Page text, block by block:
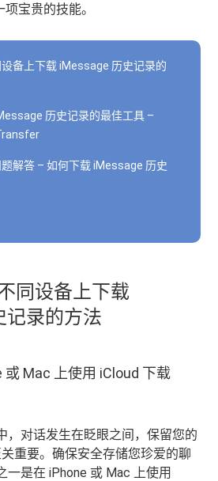
宝贵的技能。
备上下载 iMessage 历史记录的
历史记录的最佳工具 –
解答 – 如何下载 iMessage 历史
同设备上下载
记录的方法
Mac 上使用 iCloud 下载
，对话发生在眨眼之间，保留您的
重要。确保安全存储您珍爱的聊
一是在 iPhone 或 Mac 上使用